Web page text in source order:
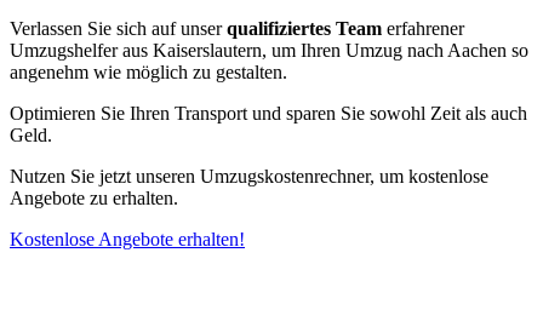
Verlassen Sie sich auf unserqualifiziertes Team erfahrener
Umzugshelfer aus Kaiserslautern, um Ihren Umzug nach Aachen so
angenehm wie möglich zu gestalten.
Optimieren Sie Ihren Transport und sparen Sie sowohl Zeit als auch
Geld.
Nutzen Sie jetzt unseren Umzugskostenrechner, um kostenlose
Angebote zu erhalten.
Kostenlose Angebote erhalten!